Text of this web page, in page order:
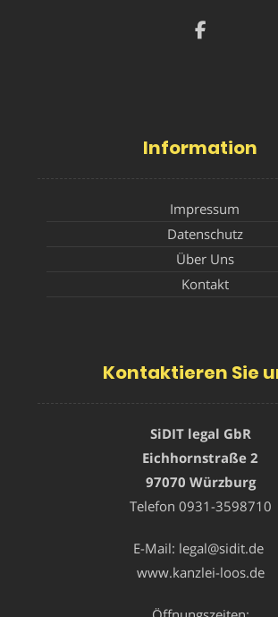
Information
Impressum
Datenschutz
Über Uns
Kontakt
Kontaktieren Sie
SiDIT legal GbR
Eichhornstraße 2
97070 Würzburg
Telefon 0931-3598710
E-Mail: legal@sidit.de
www.kanzlei-loos.de